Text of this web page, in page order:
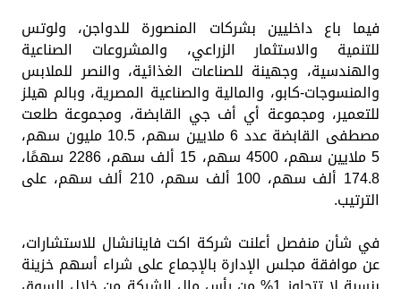
فيما باع داخليين بشركات المنصورة للدواجن، ولوتس
للتنمية والاستثمار الزراعي، والمشروعات الصناعية
والهندسية، وجهينة للصناعات الغذائية، والنصر للملابس
والمنسوجات-كابو، والمالية والصناعية المصرية، وبالم هيلز
للتعمير، ومجموعة أي أف جي القابضة، ومجموعة طلعت
مصطفى القابضة عدد 6 ملايين سهم، 10.5 مليون سهم،
5 ملايين سهم، 4500 سهم، 15 ألف سهم، 2286 سهمًا،
174.8 ألف سهم، 100 ألف سهم، 210 ألف سهم، على
الترتيب.
في شأن منفصل أعلنت شركة اكت فاينانشال للاستشارات،
عن موافقة مجلس الإدارة بالإجماع على شراء أسهم خزينة